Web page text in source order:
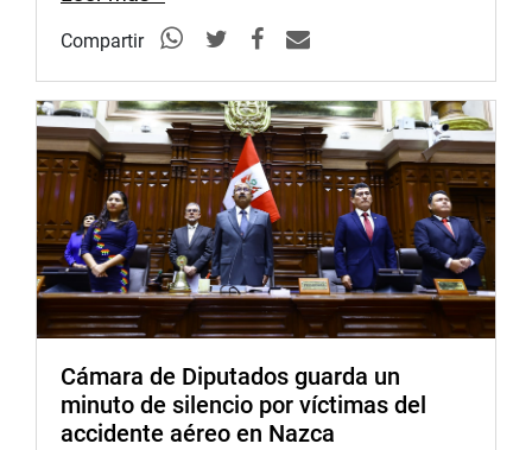
Compartir
Cámara de Diputados guarda un
minuto de silencio por víctimas del
accidente aéreo en Nazca